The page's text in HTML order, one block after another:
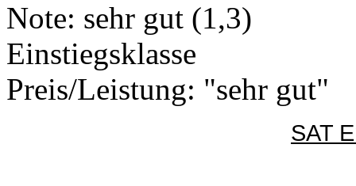
Note: sehr gut (1,3)
Einstiegsklasse
Preis/Leistung: "sehr gut"
SAT